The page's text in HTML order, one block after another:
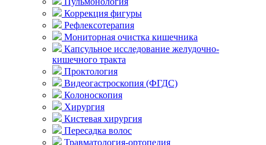
Коррекция фигуры
Рефлексотерапия
Мониторная очистка кишечника
Капсульное исследование желудочно-
кишечного тракта
Проктология
Видеогастроскопия (ФГДС)
Колоноскопия
Хирургия
Кистевая хирургия
Пересадка волос
Травматология-ортопедия